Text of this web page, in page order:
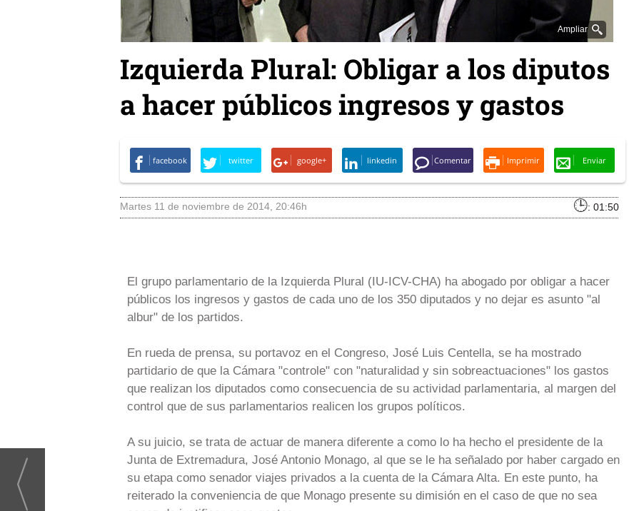
Ampliar
Izquierda Plural: Obligar a los diputos
a hacer públicos ingresos y gastos
facebook twitter google+ linkedin Comentar Imprimir Enviar
martes 11 de noviembre de 2014, 20:46h : 01:50
El grupo parlamentario de la Izquierda Plural (IU-ICV-CHA) ha abogado por obligar a hacer
públicos los ingresos y gastos de cada uno de los 350 diputados y no dejar es asunto "al
albur" de los partidos.
En rueda de prensa, su portavoz en el Congreso, José Luis Centella, se ha mostrado
partidario de que la Cámara "controle" con "naturalidad y sin sobreactuaciones" los gastos
que realizan los diputados como consecuencia de su actividad parlamentaria, al margen del
control que de sus parlamentarios realicen los grupos políticos.
A su juicio, se trata de actuar de manera diferente a como lo ha hecho el presidente de la
Junta de Extremadura, José Antonio Monago, al que se le ha señalado por haber cargado en
su etapa como senador viajes privados a la cuenta de la Cámara Alta. En este punto, ha
reiterado la conveniencia de que Monago presente su dimisión en el caso de que no sea